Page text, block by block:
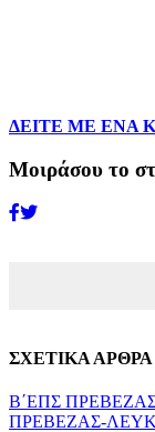
ΔΕΙΤΕ ΜΕ ΕΝΑ
Μοιράσου το
ΣΧΕΤΙΚΑ ΑΡΘΡΑ
Β΄ΕΠΣ
ΠΡΕΒΕΖΑΣ-